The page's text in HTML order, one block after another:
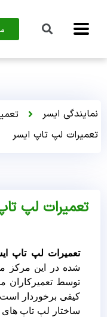
نمایندگی ایسر
تعمیرات لپ تاپ ایسر
تعمیرات لپ
تعمیرات لپ تاپ
شده در این مرکز
توسط تعمیرکاران
کیفی برخوردار
ساختار لپ تاپ های